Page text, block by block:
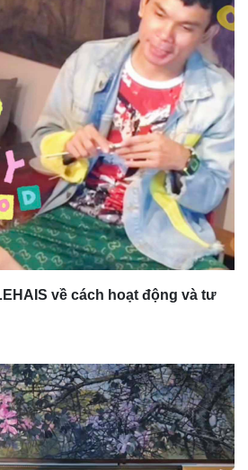
về cách hoạt động và tư